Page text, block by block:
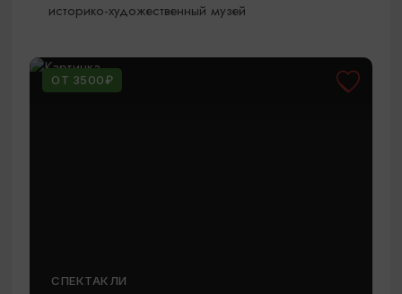
историко-художественный музей
ОТ 3500₽
СПЕКТАКЛИ